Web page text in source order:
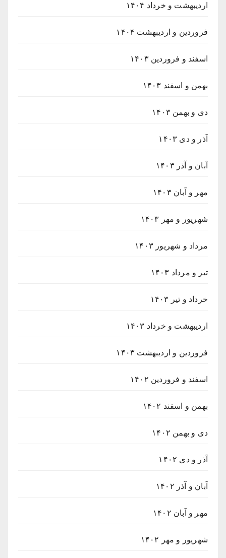
اردیبهشت و خرداد ۱۴۰۴
فروردین و اردیبهشت ۱۴۰۴
اسفند و فروردین ۱۴۰۳
بهمن و اسفند ۱۴۰۳
دی و بهمن ۱۴۰۳
آذر و دی ۱۴۰۳
آبان و آذر ۱۴۰۳
مهر و آبان ۱۴۰۳
شهریور و مهر ۱۴۰۳
مرداد و شهریور ۱۴۰۳
تیر و مرداد ۱۴۰۳
خرداد و تیر ۱۴۰۳
اردیبهشت و خرداد ۱۴۰۳
فروردین و اردیبهشت ۱۴۰۳
اسفند و فروردین ۱۴۰۲
بهمن و اسفند ۱۴۰۲
دی و بهمن ۱۴۰۲
آذر و دی ۱۴۰۲
آبان و آذر ۱۴۰۲
مهر و آبان ۱۴۰۲
شهریور و مهر ۱۴۰۲